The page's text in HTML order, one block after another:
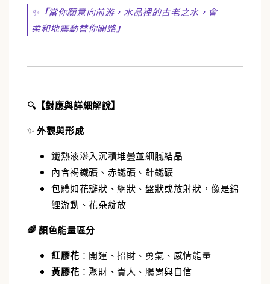
✨「當你願意向前游，水晶裡的古老之水，會
柔和地震動替你開路」
🔍【對應與詳細解說】
✨外觀與形成
鐵熱液滲入沉積堆疊並細膩結晶
內含褐鐵礦、赤鐵礦、針鐵礦
包體如花瓣狀、網狀、盤狀或放射狀，像是錦
鯉游動、花朵綻放
🌈 顏色能量區分
紅膠花 ：開運、招財、勇氣、感情能量
黃膠花 ：聚財、貴人、腸胃與自信